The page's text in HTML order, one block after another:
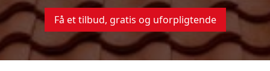
Få et tilbud, gratis og uforpligtende